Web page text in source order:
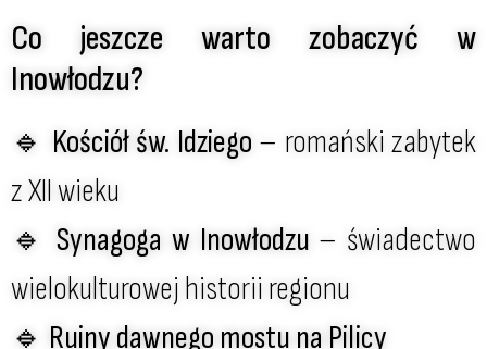
Co jeszcze warto zobaczyć w
Inowłodzu?
🔹 Kościół św. Idziego – romański zabytek
z XII wieku
🔹Synagoga w Inowłodzu – świadectwo
wielokulturowej historii regionu
🔹 Ruiny dawnego mostu na Pilicy